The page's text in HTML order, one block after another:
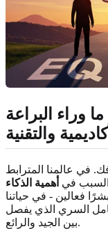
وراء البراعة
والتقنية
في عالمنا المترابط
السبب في أهمية الذكاء
فعالين - في حياتنا
السري الذي يفصل
بين الجيد والرائع.